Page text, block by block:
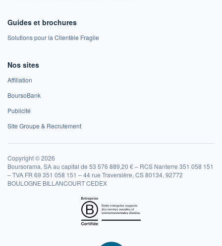
Guides et brochures
Solutions pour la Clientèle Fragile
Nos sites
Affiliation
BoursoBank
Publicité
Site Groupe & Recrutement
Copyright © 2026
Boursorama, SA au capital de 53 576 889,20 € – RCS Nanterre 351 058 151
– TVA FR 69 351 058 151 – 44 rue Traversière, CS 80134, 92772
BOULOGNE BILLANCOURT CEDEX